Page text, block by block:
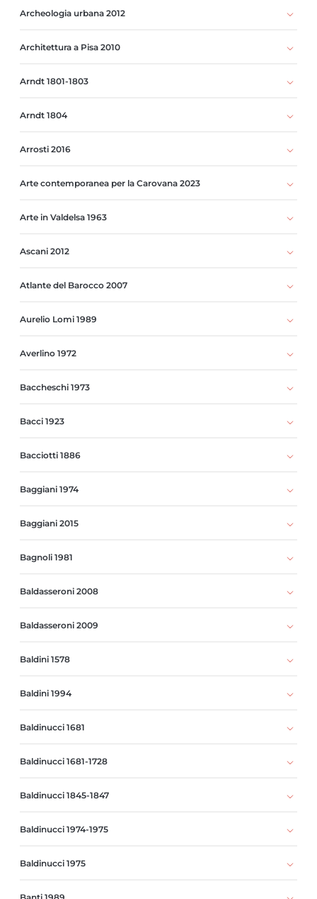
Archeologia urbana 2012
Architettura a Pisa 2010
Arndt 1801-1803
Arndt 1804
Arrosti 2016
Arte contemporanea per la Carovana 2023
Arte in Valdelsa 1963
Ascani 2012
Atlante del Barocco 2007
Aurelio Lomi 1989
Averlino 1972
Baccheschi 1973
Bacci 1923
Bacciotti 1886
Baggiani 1974
Baggiani 2015
Bagnoli 1981
Baldasseroni 2008
Baldasseroni 2009
Baldini 1578
Baldini 1994
Baldinucci 1681
Baldinucci 1681-1728
Baldinucci 1845-1847
Baldinucci 1974-1975
Baldinucci 1975